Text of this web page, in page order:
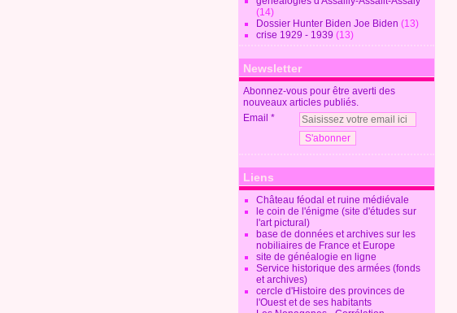
(14)
Dossier Hunter Biden Joe Biden (13)
crise 1929 - 1939 (13)
Newsletter
Abonnez-vous pour être averti des
nouveaux articles publiés.
Email
Liens
Château féodal et ruine médiévale
le coin de l'énigme (site d'études sur
l'art pictural)
base de données et archives sur les
nobiliaires de France et Europe
site de généalogie en ligne
Service historique des armées (fonds
et archives)
cercle d'Histoire des provinces de
l'Ouest et de ses habitants